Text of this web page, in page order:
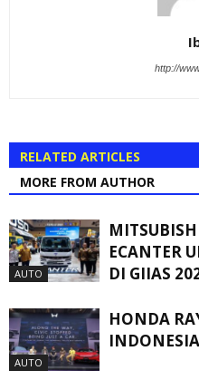
http://
RELATED ARTICLES
MORE FROM AUTHOR
AUTO
ECANTER
DI GIIAS
AUTO
HONDA